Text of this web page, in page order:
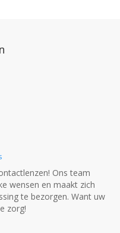
Ons team
wensen en maakt zich
te bezorgen. Want uw
zorg!